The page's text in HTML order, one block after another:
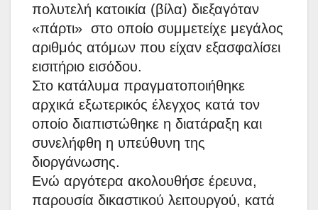
πολυτελή κατοικία (βίλα) διεξαγόταν
«πάρτι» στο οποίο συμμετείχε μεγάλος
αριθμός ατόμων που είχαν εξασφαλίσει
εισιτήριο εισόδου.
Στο κατάλυμα πραγματοποιήθηκε
αρχικά εξωτερικός έλεγχος κατά τον
οποίο διαπιστώθηκε η διατάραξη και
συνελήφθη η υπεύθυνη της
διοργάνωσης.
Ενώ αργότερα ακολουθήσε έρευνα,
παρουσία δικαστικού λειτουργού, κατά